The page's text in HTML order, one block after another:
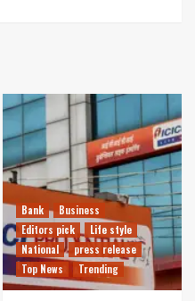
Bank
Business
Editors pick
Life style
National
press release
Top News
Trending